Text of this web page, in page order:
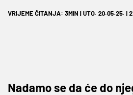
VRIJEME ČITANJA: 3MIN | UTO. 20.05.25. |
Nadamo se da će do